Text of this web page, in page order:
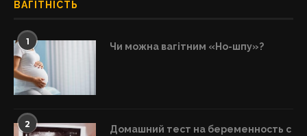
ВАГІТНІСТЬ
1 Чи можна вагітним «Но-шпу»?
2
Домашний тест на беременность с